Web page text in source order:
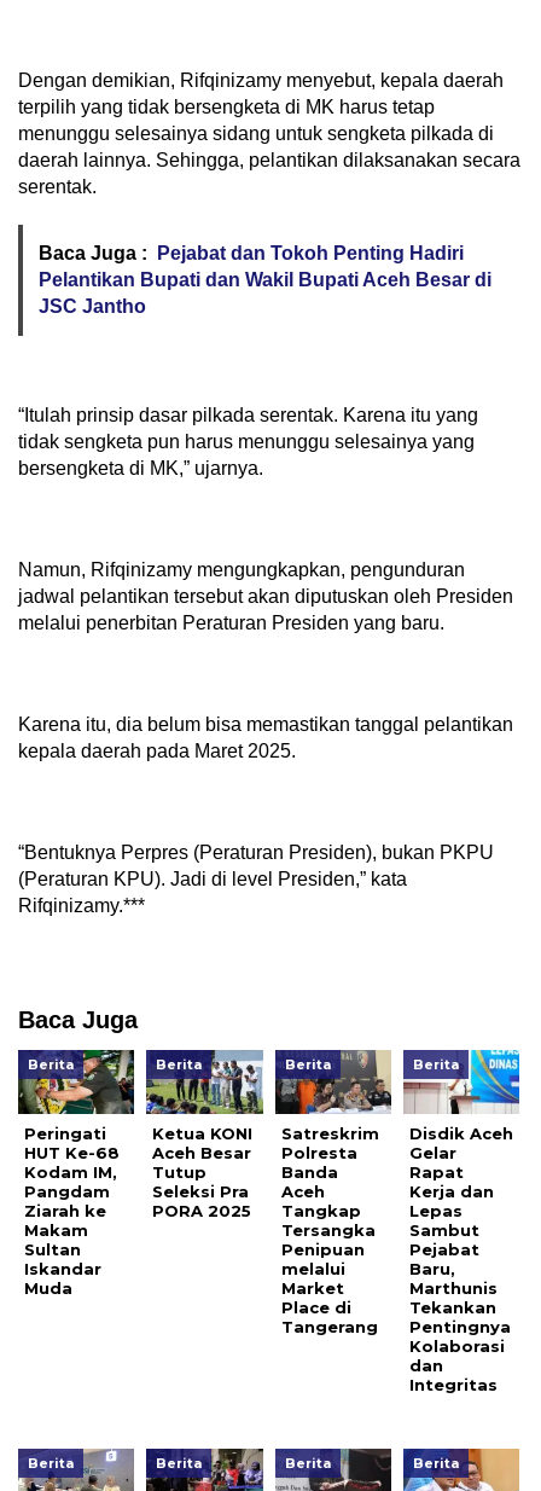
Dengan demikian, Rifqinizamy menyebut, kepala daerah
terpilih yang tidak bersengketa di MK harus tetap
menunggu selesainya sidang untuk sengketa pilkada di
daerah lainnya. Sehingga, pelantikan dilaksanakan secara
serentak.
Baca Juga :
Pejabat dan Tokoh Penting Hadiri
Pelantikan Bupati dan Wakil Bupati Aceh Besar di
JSC Jantho
“Itulah prinsip dasar pilkada serentak. Karena itu yang
tidak sengketa pun harus menunggu selesainya yang
bersengketa di MK,” ujarnya.
Namun, Rifqinizamy mengungkapkan, pengunduran
jadwal pelantikan tersebut akan diputuskan oleh Presiden
melalui penerbitan Peraturan Presiden yang baru.
Karena itu, dia belum bisa memastikan tanggal pelantikan
kepala daerah pada Maret 2025.
“Bentuknya Perpres (Peraturan Presiden), bukan PKPU
(Peraturan KPU). Jadi di level Presiden,” kata
Rifqinizamy.***
Baca Juga
Berita
Peringati
HUT Ke-68
Kodam IM,
Pangdam
Ziarah ke
Makam
Sultan
Iskandar
Muda
Berita
Ketua KONI
Aceh Besar
Tutup
Seleksi Pra
PORA 2025
Berita
Satreskrim
Polresta
Banda
Aceh
Tangkap
Tersangka
Penipuan
melalui
Market
Place di
Tangerang
Berita
Disdik Aceh
Gelar
Rapat
Kerja dan
Lepas
Sambut
Pejabat
Baru,
Marthunis
Tekankan
Pentingnya
Kolaborasi
dan
Integritas
Berita Berita Berita Berita